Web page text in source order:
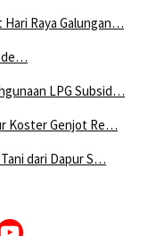
Hari Raya Galungan…
LPG Subsid…
Koster Genjot Re…
dari Dapur S…